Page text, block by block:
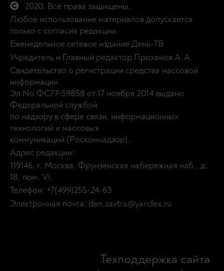
2020. Все права защищены.
Любое использование материалов допускается
только с согласия редакции.
Еженедельное сетевое издание День-ТВ
Учредитель и Главный редактор Проханов А.А.
Свидетельство о регистрации средства массовой
информации
Эл No ФС77-59858 от 17 ноября 2014 выдано
Федеральной службой
по надзору в сфере связи, информационных
технологий и массовых
коммуникаций (Роскомнадзор).
Адрес редакции:
119146, г. Москва, Фрунзенская набережная наб., д.
18, пом. VI.
Телефон: +7(499)255-24-63
Электронная почта: den.zavtra@yandex.ru
Техподдержка сайта